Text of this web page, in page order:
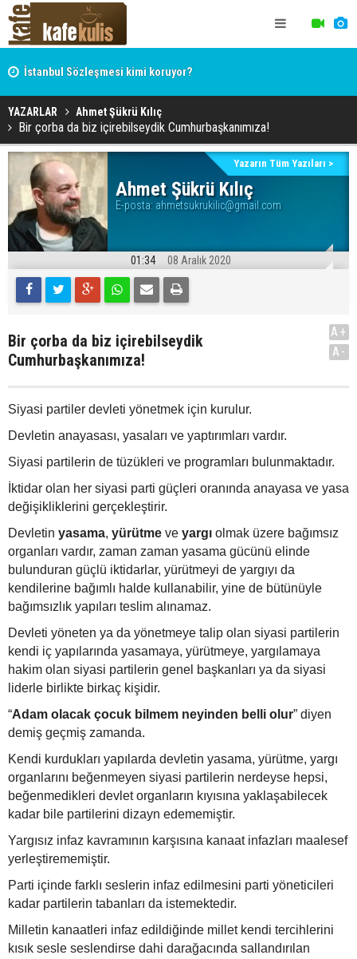
İstanbul Sözleşmesi kimi koruyor?
YAZARLAR Ahmet Şükrü Kılıç
Bir çorba da biz içirebilseydik Cumhurbaşkanımıza!
Ahmet Şükrü Kılıç
E-posta: ahmetsukrukilic@gmail.com
Yazarın Tüm Yazıları >
01:34 08 Aralık 2020
Bir çorba da biz içirebilseydik
Cumhurbaşkanımıza!
A+
A-
Siyasi partiler devleti yönetmek için kurulur.
Devletin anayasası, yasaları ve yaptırımları vardır.
Siyasi partilerin de tüzükleri ve programları bulunmaktadır.
İktidar olan her siyasi parti güçleri oranında anayasa ve yasa
değişikliklerini gerçekleştirir.
Devletin yasama, yürütme ve yargı olmak üzere bağımsız
organları vardır, zaman zaman yasama gücünü elinde
bulunduran güçlü iktidarlar, yürütmeyi de yargıyı da
kendilerine bağımlı halde kullanabilir, yine de bütünüyle
bağımsızlık yapıları teslim alınamaz.
Devleti yöneten ya da yönetmeye talip olan siyasi partilerin
kendi iç yapılarında yasamaya, yürütmeye, yargılamaya
hakim olan siyasi partilerin genel başkanları ya da siyasi
liderle birlikte birkaç kişidir.
“Adam olacak çocuk bilmem neyinden belli olur” diyen
demiş geçmiş zamanda.
Kendi kurdukları yapılarda devletin yasama, yürütme, yargı
organlarını beğenmeyen siyasi partilerin nerdeyse hepsi,
beğenmedikleri devlet organların kıyısına yaklaşabilecek
kadar bile partilerini dizayn edememiştir.
Yargısız infaz kavramının karşısına kanaat infazları maalesef
yerleştirememiştir.
Parti içinde farklı seslerin infaz edilmesini parti yöneticileri
kadar partilerin tabanları da istemektedir.
Milletin kanaatleri infaz edildiğinde millet kendi tercihlerini
kısık sesle seslendirse dahi darağacında sallandırılan